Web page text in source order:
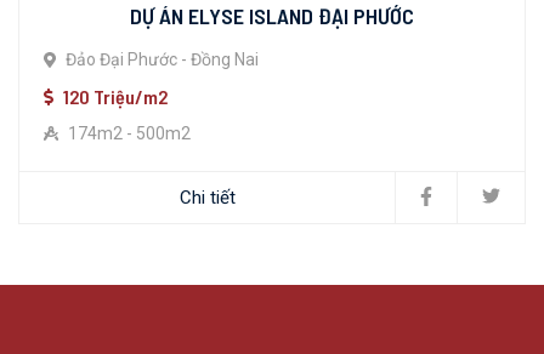
DỰ ÁN ELYSE ISLAND ĐẠI PHƯỚC
Đảo Đại Phước - Đồng Nai
120 Triệu/m2
174m2 - 500m2
Chi tiết